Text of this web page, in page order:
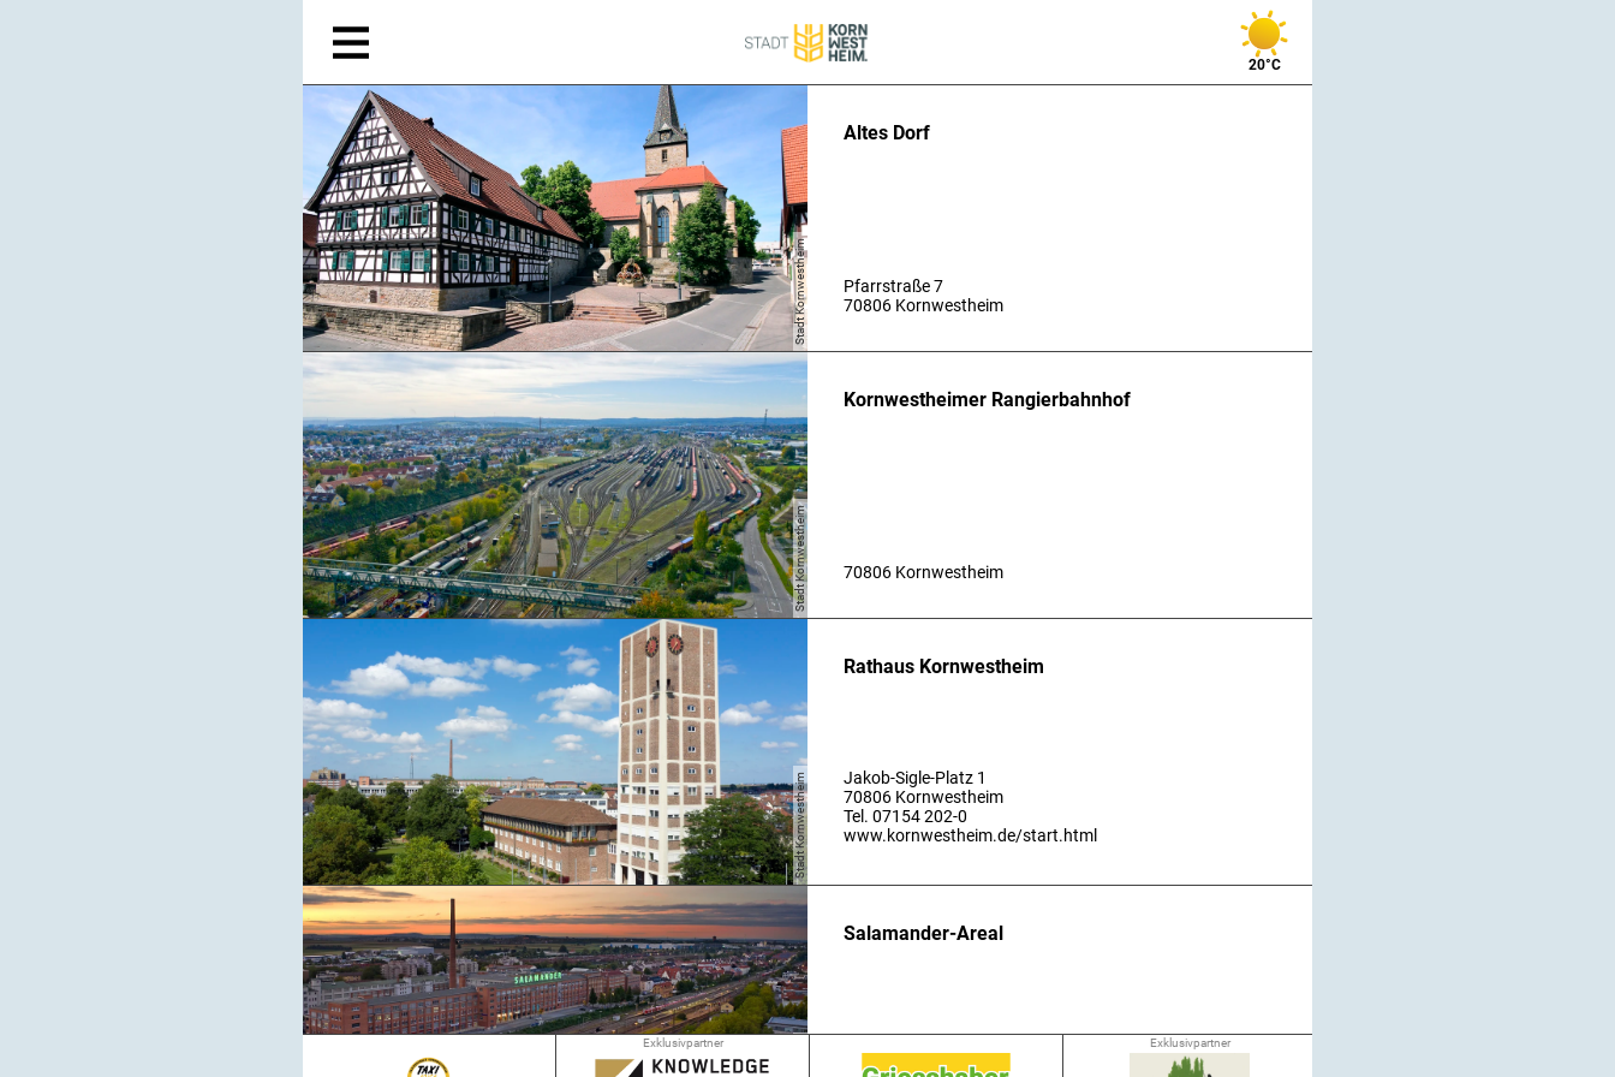
20°C
Stadt Kornwestheim
Altes Dorf
Pfarrstraße 7
70806 Kornwestheim
Stadt Kornwestheim
Kornwestheimer Rangierbahnhof
70806 Kornwestheim
Stadt Kornwestheim
Rathaus Kornwestheim
Jakob-Sigle-Platz 1
70806 Kornwestheim
Tel. 07154 202-0
www.kornwestheim.de/start.html
Salamander-Areal
Exklusivpartner Exklusivpartner